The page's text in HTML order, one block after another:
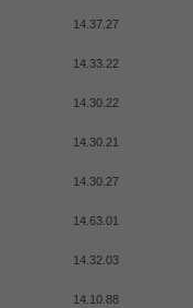
14.37.27
14.33.22
14.30.22
14.30.21
14.30.27
14.63.01
14.32.03
14.10.88